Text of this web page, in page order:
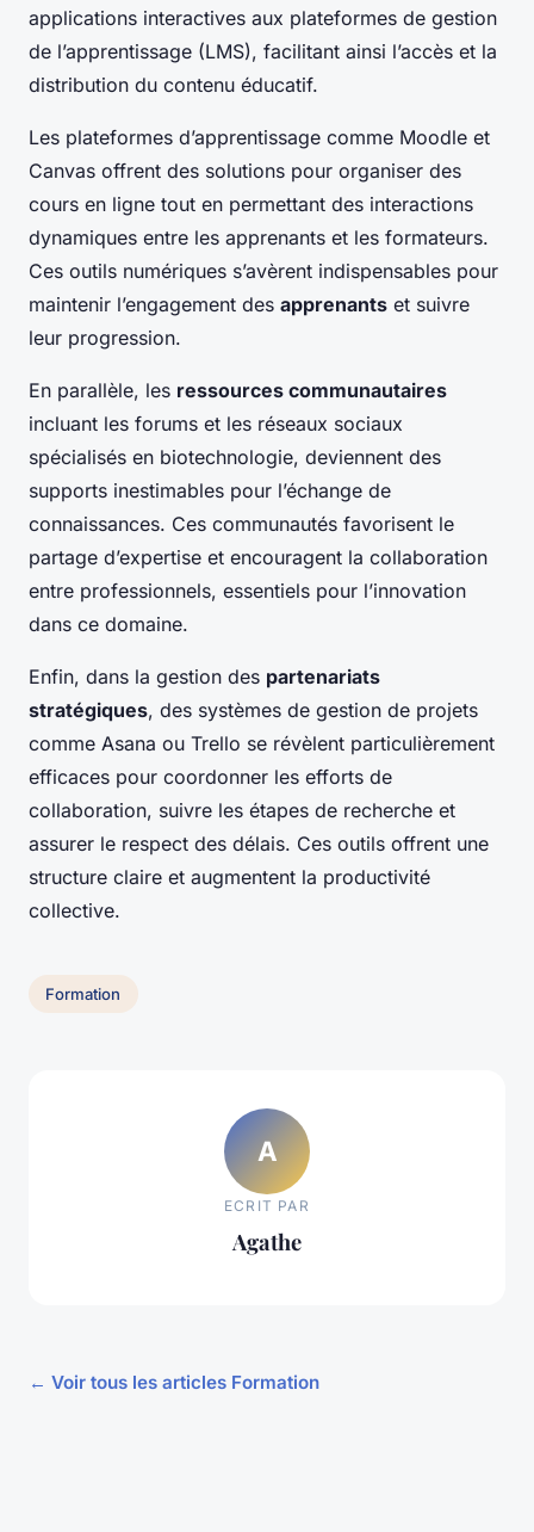
applications interactives aux plateformes de gestion
de l’apprentissage (LMS), facilitant ainsi l’accès et la
distribution du contenu éducatif.
Les plateformes d’apprentissage comme Moodle et
Canvas offrent des solutions pour organiser des
cours en ligne tout en permettant des interactions
dynamiques entre les apprenants et les formateurs.
Ces outils numériques s’avèrent indispensables pour
maintenir l’engagement des apprenants et suivre
leur progression.
En parallèle, les ressources communautaires
incluant les forums et les réseaux sociaux
spécialisés en biotechnologie, deviennent des
supports inestimables pour l’échange de
connaissances. Ces communautés favorisent le
partage d’expertise et encouragent la collaboration
entre professionnels, essentiels pour l’innovation
dans ce domaine.
Enfin, dans la gestion des partenariats
stratégiques, des systèmes de gestion de projets
comme Asana ou Trello se révèlent particulièrement
efficaces pour coordonner les efforts de
collaboration, suivre les étapes de recherche et
assurer le respect des délais. Ces outils offrent une
structure claire et augmentent la productivité
collective.
Formation
A
ECRIT PAR
Agathe
← Voir tous les articles Formation